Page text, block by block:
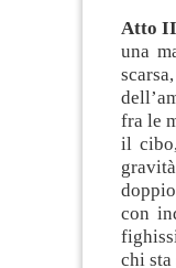
Atto
una
fra le
il
con
chi sta